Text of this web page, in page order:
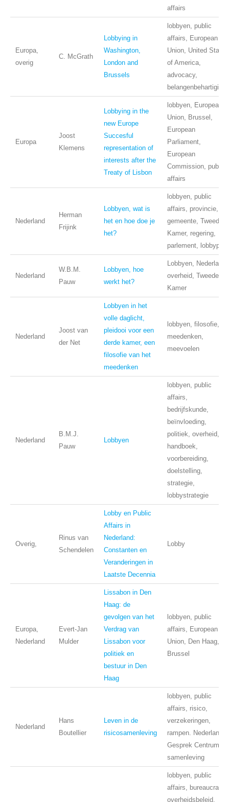
affairs
Europa,
overig
C. McGrath
Lobbying in
Washington,
London and
Brussels
lobbyen, public
affairs, European
Union, United States
of America,
advocacy,
belangenbehartiging.
Europa
Joost
Klemens
Lobbying in the
new Europe
Succesful
representation of
interests after the
Treaty of Lisbon
lobbyen, European
Union, Brussel,
European
Parliament,
European
Commission, public
affairs
Nederland
Herman
Frijink
Lobbyen, wat is
het en hoe doe je
het?
lobbyen, public
affairs, provincie,
gemeente, Tweede
Kamer, regering,
parlement, lobbyplan
Nederland
W.B.M.
Pauw
Lobbyen, hoe
werkt het?
Lobbyen, Nederland,
overheid, Tweede
Kamer
Nederland
Joost van
der Net
Lobbyen in het
volle daglicht,
pleidooi voor een
derde kamer, een
filosofie van het
meedenken
lobbyen, filosofie,
meedenken,
meevoelen
Nederland
B.M.J.
Pauw
Lobbyen
lobbyen, public
affairs,
bedrijfskunde,
beïnvloeding,
politiek, overheid,
handboek,
voorbereiding,
doelstelling,
strategie,
lobbystrategie
Overig,
Rinus van
Schendelen
Lobby en Public
Affairs in
Nederland:
Constanten en
Veranderingen in
Laatste Decennia
Lobby
Europa,
Nederland
Evert-Jan
Mulder
Lissabon in Den
Haag: de
gevolgen van het
Verdrag van
Lissabon voor
politiek en
bestuur in Den
Haag
lobbyen, public
affairs, European
Union, Den Haag,
Brussel
Nederland
Hans
Boutellier
Leven in de
risicosamenleving
lobbyen, public
affairs, risico,
verzekeringen,
rampen. Nederlands
Gesprek Centrum,
samenleving
lobbyen, public
affairs, bureaucratie,
overheidsbeleid,